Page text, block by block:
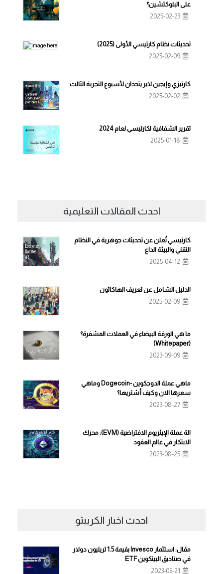
على البلوكتشين؟
2025-02-23
تحديثات نظام كارتيسي الأولى (2025)
2025-02-09
كارتيزي وإيجين لاير يتحدان لأسبوع التجربة الثالث
2025-02-02
تقرير الشفافية لكارتيسي لعام 2024
2025-01-18
احدث المقالات التعليمية
كارتيسي تُعلن عن تحديثات جوهرية في النظام
التقني والبيئة الداع
2025-04-12
الدليل الشامل عن تعريف الهاكاثون
2025-02-09
ما هي الورقة البيضاء في العملات المشفرة؟
(Whitepaper)
2023-09-09
ماهي عملة الدوجكوين -Dogecoin وماهي
سعرها الان وكيف أشتريها؟
2023-08-27
الة عملة الإيثريوم الافتراضية (EVM): محرك
الابتكار في عالم العقود
2023-08-25
احدث اخبار الكريبتو
مقال: استثمار Invesco بقيمة 1.5 تريليون دولار
في صناديق البيتكوين ETF
2023-06-21